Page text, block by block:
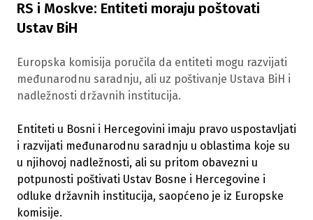
RS i Moskve: Entiteti moraju poštovati
Ustav BiH
Europska komisija poručila da entiteti mogu razvijati
međunarodnu saradnju, ali uz poštivanje Ustava BiH i
nadležnosti državnih institucija.
Entiteti u Bosni i Hercegovini imaju pravo uspostavljati
i razvijati međunarodnu saradnju u oblastima koje su
u njihovoj nadležnosti, ali su pritom obavezni u
potpunosti poštivati Ustav Bosne i Hercegovine i
odluke državnih institucija, saopćeno je iz Europske
komisije.